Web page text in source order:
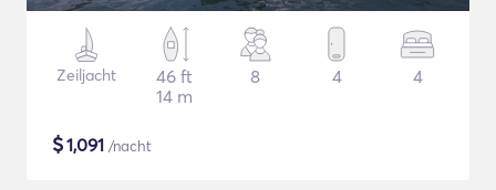
Zeiljacht
46 ft
14 m
8 4 4
$1,091 /nacht